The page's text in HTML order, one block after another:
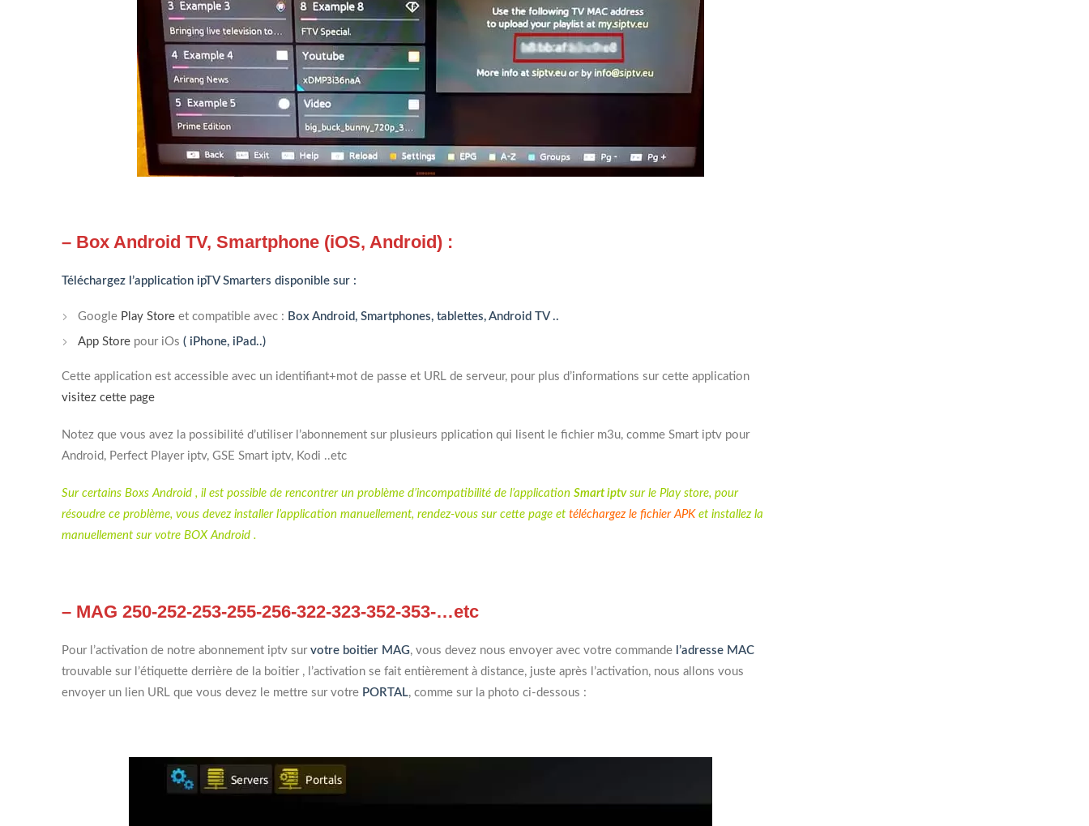
– Box Android TV, Smartphone (iOS, Android) :
Téléchargez l’application ipTV Smarters disponible sur :
Google Play Store et compatible avec : Box Android, Smartphones, tablettes, Android TV ..
App Store pour iOs ( iPhone, iPad..)
Cette application est accessible avec un identifiant+mot de passe et URL de serveur, pour plus d’informations sur cette application
visitez cette page
Notez que vous avez la possibilité d’utiliser l’abonnement sur plusieurs pplication qui lisent le fichier m3u, comme Smart iptv pour
Android, Perfect Player iptv, GSE Smart iptv, Kodi ..etc
Sur certains Boxs Android , il est possible de rencontrer un problème d’incompatibilité de l’application Smart iptvsur le Play store, pour
résoudre ce problème, vous devez installer l’application manuellement, rendez-vous sur cette page et téléchargez le fichier APK et installez la
manuellement sur votre BOX Android .
– MAG 250-252-253-255-256-322-323-352-353-…etc
Pour l’activation de notre abonnement iptv sur votre boitier MAG, vous devez nous envoyer avec votre commande l’adresse MAC
trouvable sur l’étiquette derrière de la boitier , l’activation se fait entièrement à distance, juste après l’activation, nous allons vous
envoyer un lien URL que vous devez le mettre sur votre PORTAL, comme sur la photo ci-dessous :